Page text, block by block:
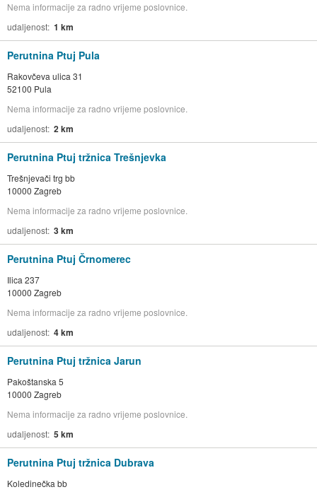
Nema informacije za radno vrijeme poslovnice.
udaljenost 1 km
Perutnina Ptuj Pula
Rakovčeva ulica 31
52100 Pula
Nema informacije za radno vrijeme poslovnice.
udaljenost 2 km
Perutnina Ptuj tržnica Trešnjevka
Trešnjevači trg bb
10000 Zagreb
Nema informacije za radno vrijeme poslovnice.
udaljenost 3 km
Perutnina Ptuj Črnomerec
Ilica 237
10000 Zagreb
Nema informacije za radno vrijeme poslovnice.
udaljenost 4 km
Perutnina Ptuj tržnica Jarun
Pakoštanska 5
10000 Zagreb
Nema informacije za radno vrijeme poslovnice.
udaljenost 5 km
Perutnina Ptuj tržnica Dubrava
Koledinečka bb